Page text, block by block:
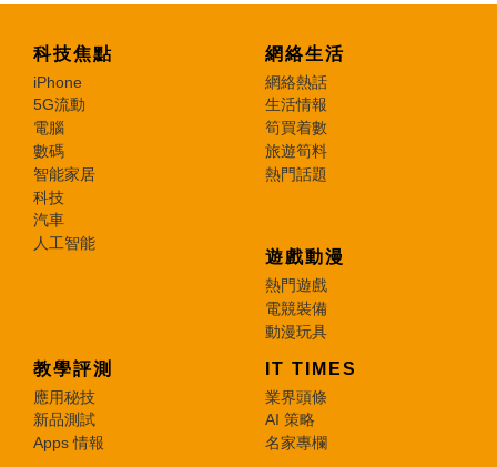
科技焦點
iPhone
5G流動
電腦
數碼
智能家居
科技
汽車
人工智能
網絡生活
網絡熱話
生活情報
筍買着數
旅遊筍料
熱門話題
遊戲動漫
熱門遊戲
電競裝備
動漫玩具
教學評測
應用秘技
新品測試
Apps 情報
IT TIMES
業界頭條
AI 策略
名家專欄